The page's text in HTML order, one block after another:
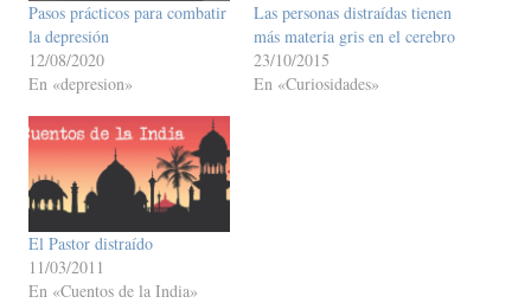
Pasos prácticos para combatir
la depresión
12/08/2020
En «depresion»
Las personas distraídas tienen
más materia gris en el cerebro
23/10/2015
En «Curiosidades»
El Pastor distraído
11/03/2011
En «Cuentos de la India»